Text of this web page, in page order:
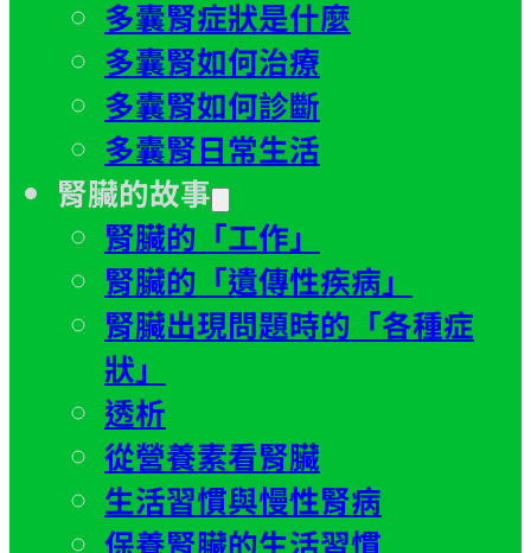
多囊腎症狀是什麼
多囊腎如何治療
多囊腎如何診斷
多囊腎日常生活
腎臟的故事
腎臟的「工作」
腎臟的「遺傳性疾病」
腎臟出現問題時的「各種症
狀」
透析
從營養素看腎臟
生活習慣與慢性腎病
保養腎臟的生活習慣